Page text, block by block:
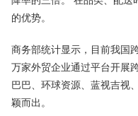
的优势。
商务部统计显示，目前我国
万家外贸企业通过平台开展
巴巴、环球资源、蓝视吉视
颖而出。